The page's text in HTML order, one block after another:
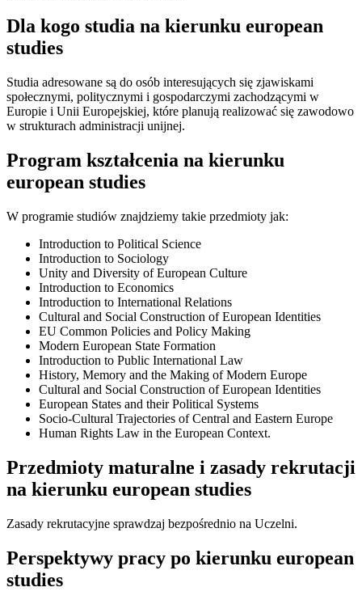
Dla kogo studia na kierunku european
studies
Studia adresowane są do osób interesujących się zjawiskami
społecznymi, politycznymi i gospodarczymi zachodzącymi w
Europie i Unii Europejskiej, które planują realizować się zawodowo
w strukturach administracji unijnej.
Program kształcenia na kierunku
european studies
W programie studiów znajdziemy takie przedmioty jak:
Introduction to Political Science
Introduction to Sociology
Unity and Diversity of European Culture
Introduction to Economics
Introduction to International Relations
Cultural and Social Construction of European Identities
EU Common Policies and Policy Making
Modern European State Formation
Introduction to Public International Law
History, Memory and the Making of Modern Europe
Cultural and Social Construction of European Identities
European States and their Political Systems
Socio-Cultural Trajectories of Central and Eastern Europe
Human Rights Law in the European Context.
Przedmioty maturalne i zasady rekrutacji
na kierunku european studies
Zasady rekrutacyjne sprawdzaj bezpośrednio na Uczelni.
Perspektywy pracy po kierunku european
studies